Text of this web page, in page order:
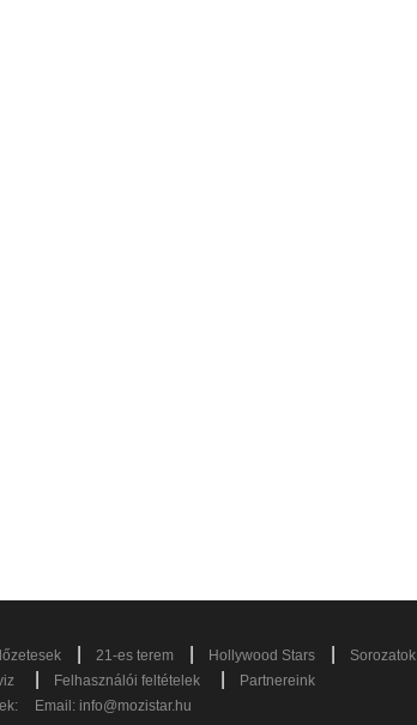
21-es terem Hollywood Stars Sorozatok
Felhasználói feltételek
Partnereink
Email: info@mozistar.hu